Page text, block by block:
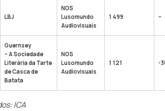
LBJ
NOS
Lusomundo
Audiovisuais
1 499 –
Guernsey
– A Sociedade
Literária da Tarte
de Casca de
Batata
NOS
Lusomundo
Audiovisuais
1 121 -
ICA